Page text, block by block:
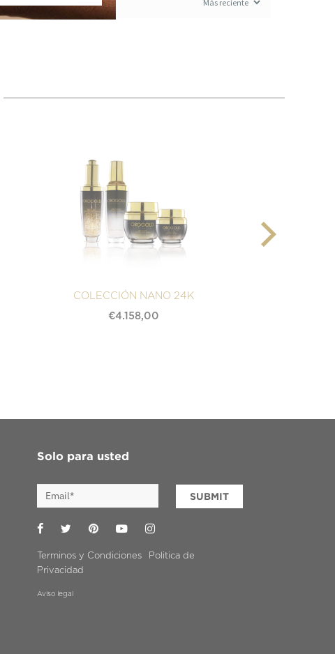
COLECCIÓN NANO 24K
€4.158,00
Solo para usted
SUBMIT
Facebook
TwitterPinterestYouTubeInstagram
Terminos y Condiciones
Politica de
Privacidad
Aviso legal